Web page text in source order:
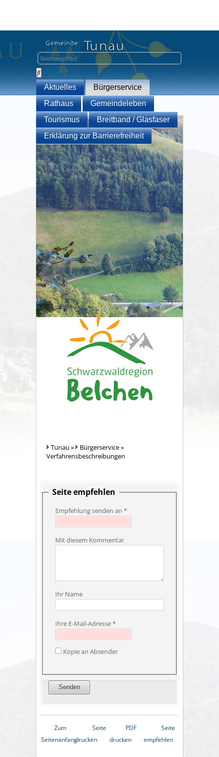
Aktuelles
Bürgerservice
Rathaus
Gemeindeleben
Tourismus
Breitband / Glasfaser
Erklärung zur Barrierefreiheit
Tunau » Bürgerservice»
Verfahrensbeschreibungen
Seite empfehlen
Empfehlung senden an *
Mit diesem Kommentar
Ihr Name
Ihre E-Mail-Adresse*
Kopie an Absender
Zum
Seitenanfang
Seite
drucken
PDF
drucken
Seite
empfehlen